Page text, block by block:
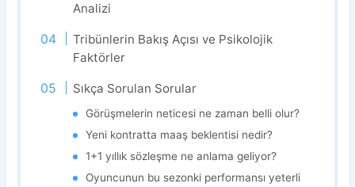
Analizi
Tribünlerin Bakış Açısı ve Psikolojik
Faktörler
Sıkça Sorulan Sorular
Görüşmelerin neticesi ne zaman belli olur?
Yeni kontratta maaş beklentisi nedir?
1+1 yıllık sözleşme ne anlama geliyor?
Oyuncunun bu sezonki performansı yeterli